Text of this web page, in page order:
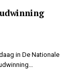
in De Nationale